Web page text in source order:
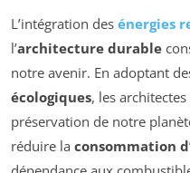
L’intégration des énergies
l’architecture durable
notre avenir. En adoptant
écologiques, les
préservation de notre
réduire la consommation